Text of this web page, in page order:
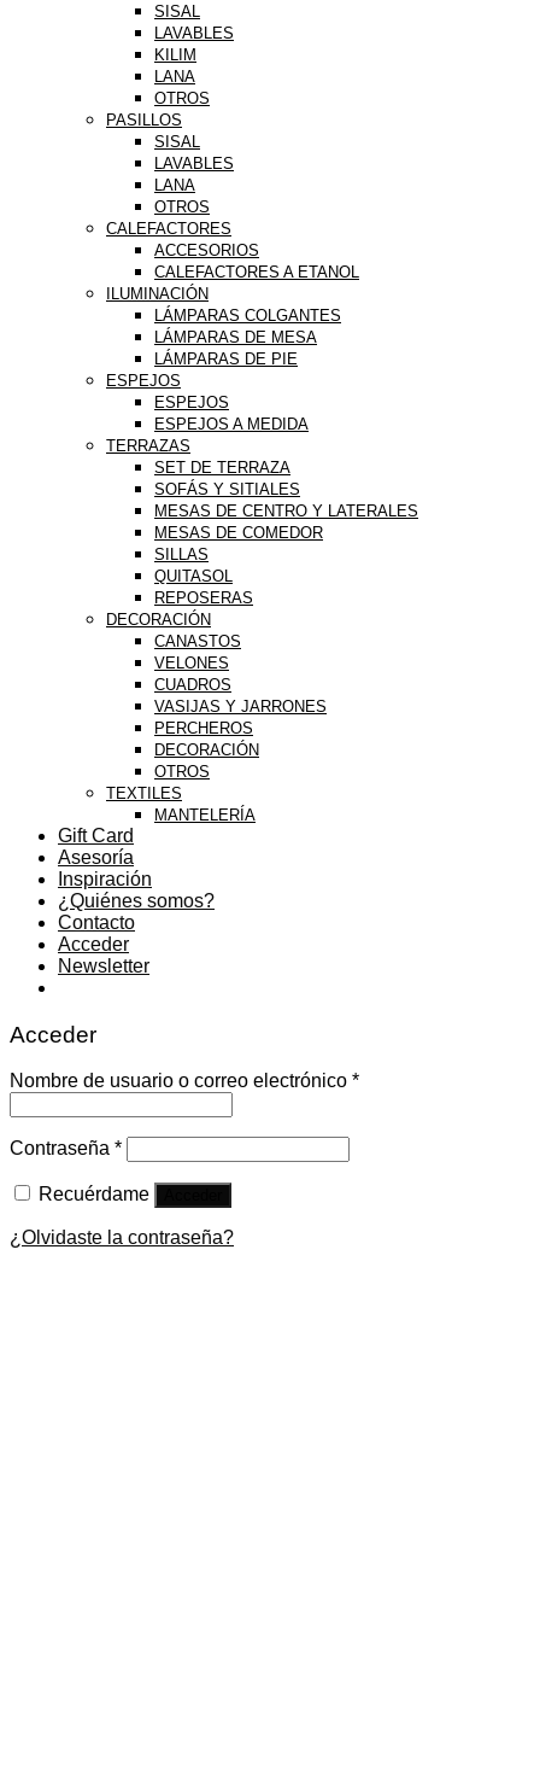
SISAL
LAVABLES
KILIM
LANA
OTROS
PASILLOS
SISAL
LAVABLES
LANA
OTROS
CALEFACTORES
ACCESORIOS
CALEFACTORES A ETANOL
ILUMINACIÓN
LÁMPARAS COLGANTES
LÁMPARAS DE MESA
LÁMPARAS DE PIE
ESPEJOS
ESPEJOS
ESPEJOS A MEDIDA
TERRAZAS
SET DE TERRAZA
SOFÁS Y SITIALES
MESAS DE CENTRO Y LATERALES
MESAS DE COMEDOR
SILLAS
QUITASOL
REPOSERAS
DECORACIÓN
CANASTOS
VELONES
CUADROS
VASIJAS Y JARRONES
PERCHEROS
DECORACIÓN
OTROS
TEXTILES
MANTELERÍA
Gift Card
Asesoría
Inspiración
¿Quiénes somos?
Contacto
Acceder
Newsletter
Acceder
Nombre de usuario o correo electrónico *
Contraseña *
Recuérdame
¿Olvidaste la contraseña?